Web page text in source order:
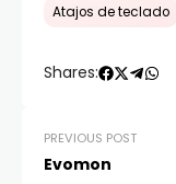
Atajos de teclado
Shares:
PREVIOUS POST
Evomon